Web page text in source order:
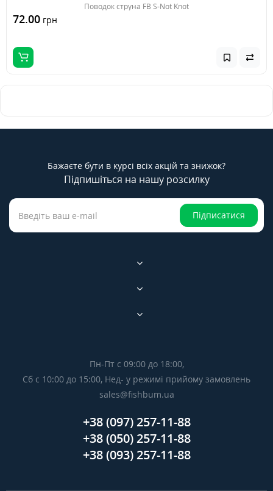
Поводок струна FB S-Not Knot
72.00 грн
Бажаєте бути в курсі всіх акцій та знижок?
Підпишіться на нашу розсилку
Підписатися
Пн-Пт с 09:00 до 18:00,
Сб с 10:00 до 15:00, Нед- у режимі прийому замовлень
sales@fishbum.ua
+38 (097) 257-11-88
+38 (050) 257-11-88
+38 (093) 257-11-88